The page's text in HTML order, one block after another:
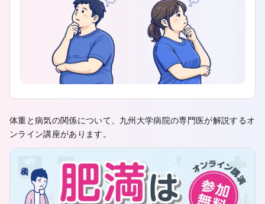
体重と病気の関係について、九州大学病院の専門医が解説するオ
ンライン講座があります。